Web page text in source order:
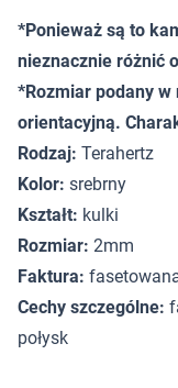
*Ponieważ są to
nieznacznie różnić
*Rozmiar podany
orientacyjną.
Rodzaj: Terahertz
Kolor: srebrny
Kształt: kulki
Rozmiar: 2mm
Faktura:
Cechy szczególne:
połysk